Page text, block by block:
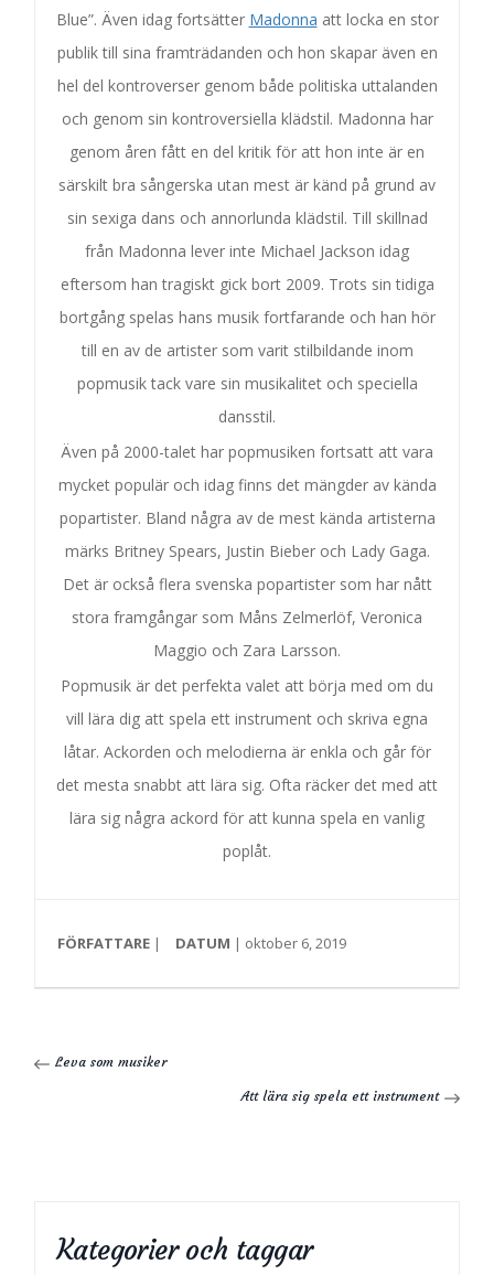
Blue”. Även idag fortsätter Madonna att locka en stor
publik till sina framträdanden och hon skapar även en
hel del kontroverser genom både politiska uttalanden
och genom sin kontroversiella klädstil. Madonna har
genom åren fått en del kritik för att hon inte är en
särskilt bra sångerska utan mest är känd på grund av
sin sexiga dans och annorlunda klädstil. Till skillnad
från Madonna lever inte Michael Jackson idag
eftersom han tragiskt gick bort 2009. Trots sin tidiga
bortgång spelas hans musik fortfarande och han hör
till en av de artister som varit stilbildande inom
popmusik tack vare sin musikalitet och speciella
dansstil.
Även på 2000-talet har popmusiken fortsatt att vara
mycket populär och idag finns det mängder av kända
popartister. Bland några av de mest kända artisterna
märks Britney Spears, Justin Bieber och Lady Gaga.
Det är också flera svenska popartister som har nått
stora framgångar som Måns Zelmerlöf, Veronica
Maggio och Zara Larsson.
Popmusik är det perfekta valet att börja med om du
vill lära dig att spela ett instrument och skriva egna
låtar. Ackorden och melodierna är enkla och går för
det mesta snabbt att lära sig. Ofta räcker det med att
lära sig några ackord för att kunna spela en vanlig
poplåt.
FÖRFATTARE | DATUM | oktober 6, 2019
Leva som musiker
Att lära sig spela ett instrument
Kategorier och taggar